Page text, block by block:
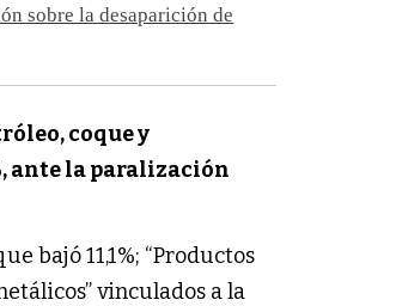
sobre la desaparición de
coque y
ante la paralización
bajó 11,1%; “Productos
vinculados a la